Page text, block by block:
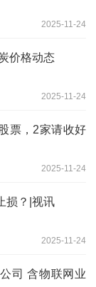
2025-11-24
价格动态
2025-11-24
票，2家请收好
2025-11-24
损？|视讯
2025-11-24
司 含物联网业